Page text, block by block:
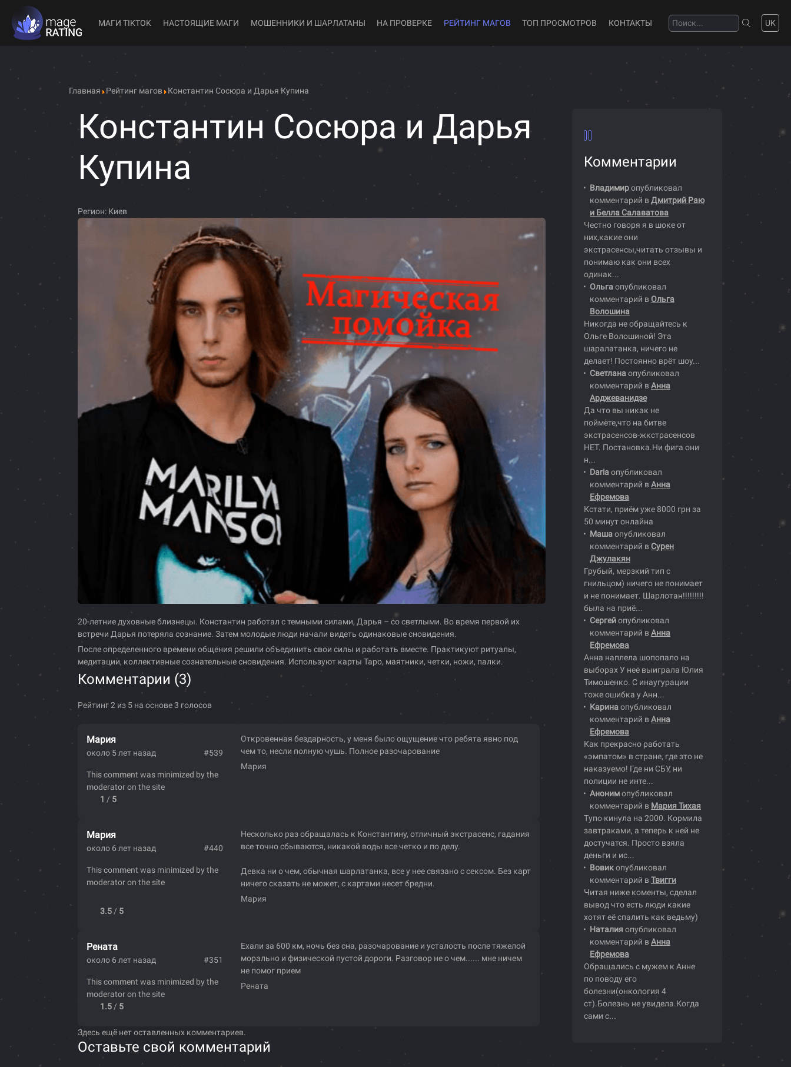
МАГИ TIKTOK НАСТОЯЩИЕ МАГИ МОШЕННИКИ И ШАРЛАТАНЫ НА ПРОВЕРКЕ РЕЙТИНГ МАГОВ ТОП ПРОСМОТРОВ КОНТАКТЫ UK
Главная Рейтинг магов Константин Сосюра и Дарья Купина
Константин Сосюра и Дарья
Купина
Регион: Киев
20-летние духовные близнецы. Константин работал с темными силами, Дарья – со светлыми. Во время первой их
встречи Дарья потеряла сознание. Затем молодые люди начали видеть одинаковые сновидения.
После определенного времени общения решили объединить свои силы и работать вместе. Практикуют ритуалы,
медитации, коллективные сознательные сновидения. Используют карты Таро, маятники, четки, ножи, палки.
Комментарии (3)
Рейтинг 2 из 5 на основе 3 голосов
Мария
около 5 лет назад #539
This comment was minimized by the
moderator on the site
Откровенная бездарность, у меня было ощущение что ребята явно под
чем то, несли полную чушь. Полное разочарование
Мария
1 / 5
Мария
около 6 лет назад #440
This comment was minimized by the
moderator on the site
Несколько раз обращалась к Константину, отличный экстрасенс, гадания
все точно сбываются, никакой воды все четко и по делу.
Девка ни о чем, обычная шарлатанка, все у нее связано с сексом. Без карт
ничего сказать не может, с картами несет бредни.
Мария
3.5 / 5
Рената
около 6 лет назад #351
This comment was minimized by the
moderator on the site
Ехали за 600 км, ночь без сна, разочарование и усталость после тяжелой
морально и физической пустой дороги. Разговор не о чем...... мне ничем
не помог прием
Рената
1.5 / 5
Здесь ещё нет оставленных комментариев.
Оставьте свой комментарий
Комментарии
Владимиропубликовал
комментарий в Дмитрий Раю
и Белла Салаватова
Честно говоря я в шоке от
них,какие они
экстрасенсы,читать отзывы и
понимаю как они всех
одинак...
Ольгаопубликовал
комментарий в Ольга
Волошина
Никогда не обращайтесь к
Ольге Волошиной! Эта
шаралатанка, ничего не
делает! Постоянно врёт шоу...
Светланаопубликовал
комментарий в Анна
Арджеванидзе
Да что вы никак не
поймёте,что на битве
экстрасенсов-жкстрасенсов
НЕТ. Постановка.Ни фига они
н...
Dariaопубликовал
комментарий в Анна
Ефремова
Кстати, приём уже 8000 грн за
50 минут онлайна
Машаопубликовал
комментарий в Сурен
Джулакян
Грубый, мерзкий тип с
гнильцом) ничего не понимает
и не понимает. Шарлотан!!!!!!!!!
была на приё...
Сергейопубликовал
комментарий в Анна
Ефремова
Анна наплела шопопало на
выборах У неё выиграла Юлия
Тимошенко. С инаугурации
тоже ошибка у Анн...
Каринаопубликовал
комментарий в Анна
Ефремова
Как прекрасно работать
«эмпатом» в стране, где это не
наказуемо! Где ни СБУ, ни
полиции не инте...
Анонимопубликовал
комментарий в Мария Тихая
Тупо кинула на 2000. Кормила
завтраками, а теперь к ней не
достучатся. Просто взяла
деньги и ис...
Вовикопубликовал
комментарий в Твигги
Читая ниже коменты, сделал
вывод что есть люди какие
хотят её спалить как ведьму)
Наталия опубликовал
комментарий в Анна
Ефремова
Обращались с мужем к Анне
по поводу его
болезни(онкология 4
ст).Болезнь не увидела.Когда
сами с...